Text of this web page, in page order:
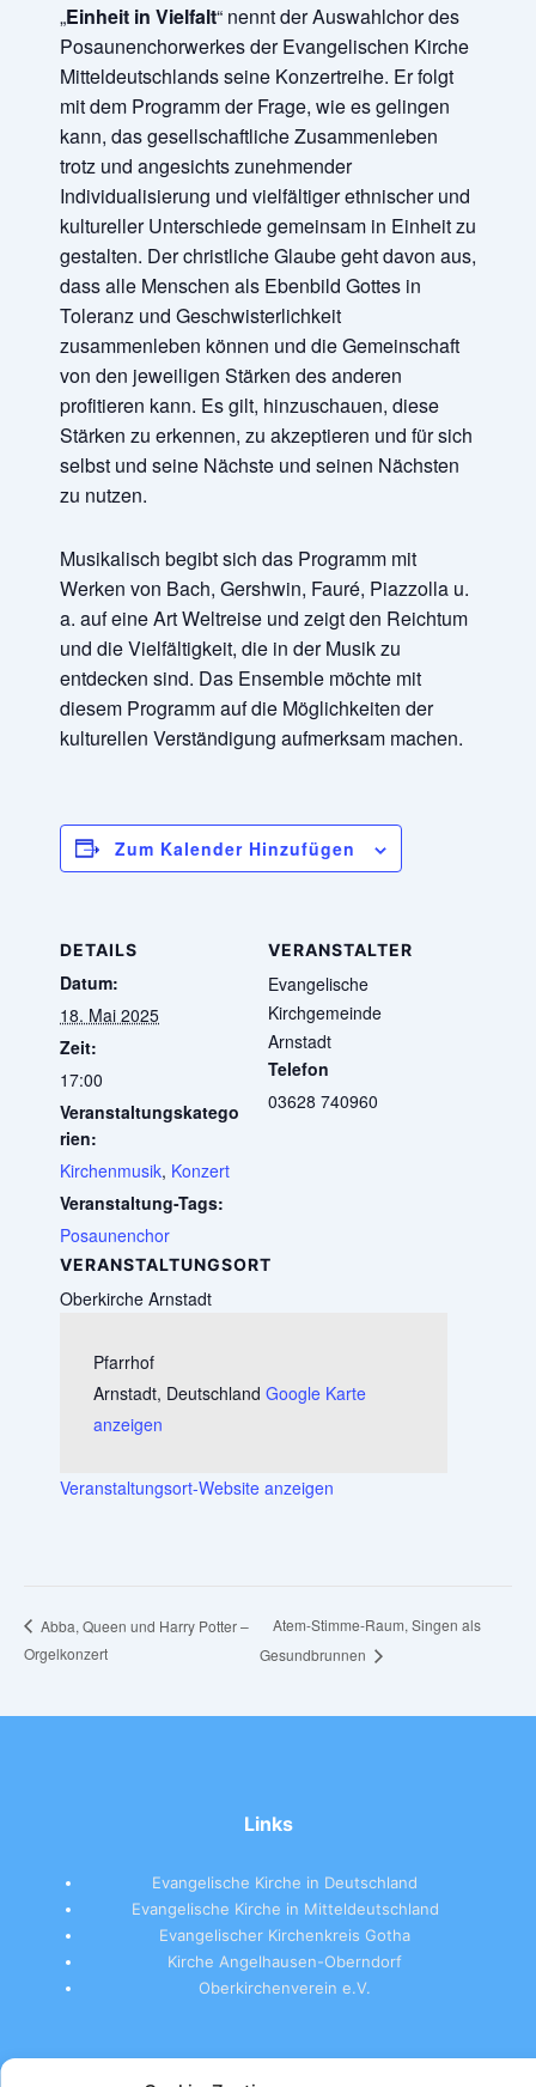
„Einheit in Vielfalt“ nennt der Auswahlchor des
Posaunenchorwerkes der Evangelischen Kirche
Mitteldeutschlands seine Konzertreihe. Er folgt
mit dem Programm der Frage, wie es gelingen
kann, das gesellschaftliche Zusammenleben
trotz und angesichts zunehmender
Individualisierung und vielfältiger ethnischer und
kultureller Unterschiede gemeinsam in Einheit zu
gestalten. Der christliche Glaube geht davon aus,
dass alle Menschen als Ebenbild Gottes in
Toleranz und Geschwisterlichkeit
zusammenleben können und die Gemeinschaft
von den jeweiligen Stärken des anderen
profitieren kann. Es gilt, hinzuschauen, diese
Stärken zu erkennen, zu akzeptieren und für sich
selbst und seine Nächste und seinen Nächsten
zu nutzen.
Musikalisch begibt sich das Programm mit
Werken von Bach, Gershwin, Fauré, Piazzolla u.
a. auf eine Art Weltreise und zeigt den Reichtum
und die Vielfältigkeit, die in der Musik zu
entdecken sind. Das Ensemble möchte mit
diesem Programm auf die Möglichkeiten der
kulturellen Verständigung aufmerksam machen.
Zum Kalender Hinzufügen
DETAILS
Datum:
18. Mai 2025
Zeit:
17:00
Veranstaltungskatego
rien:
Kirchenmusik, Konzert
Veranstaltung-Tags:
Posaunenchor
VERANSTALTUNGSORT
Oberkirche Arnstadt
Pfarrhof
Arnstadt, Deutschland Google Karte
anzeigen
Veranstaltungsort-Website anzeigen
VERANSTALTER
Evangelische
Kirchgemeinde
Arnstadt
Telefon
03628 740960
Abba, Queen und Harry Potter –
Orgelkonzert
Atem-Stimme-Raum, Singen als
Gesundbrunnen
Links
Evangelische Kirche in Deutschland
Evangelische Kirche in Mitteldeutschland
Evangelischer Kirchenkreis Gotha
Kirche Angelhausen-Oberndorf
Oberkirchenverein e.V.